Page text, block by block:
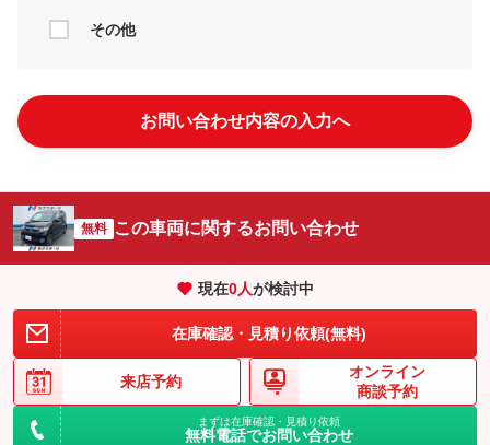
その他
お問い合わせ内容の入力へ
無料 この車両に関するお問い合わせ
現在0人が検討中
在庫確認・見積り依頼(無料)
来店予約
オンライン
商談予約
まずは在庫確認・見積り依頼
無料電話でお問い合わせ